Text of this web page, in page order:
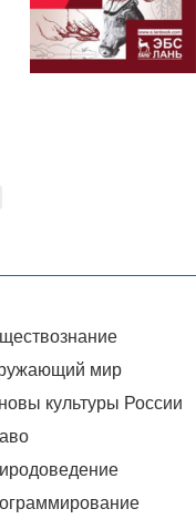
мир
культуры России